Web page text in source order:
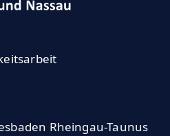
Rheingau-Taunus